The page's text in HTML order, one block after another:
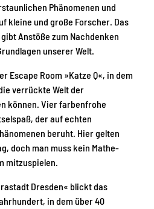
Phänomenen und
kleine und große Forscher. Das
Anstöße zum Nachdenken
unserer Welt.
Escape Room »Katze Q«, in dem
verrückte Welt der
können. Vier farbenfrohe
der auf echten
beruht. Hier gelten
doch man muss kein Mathe-
mitzuspielen.
Dresden« blickt das
in dem über 40